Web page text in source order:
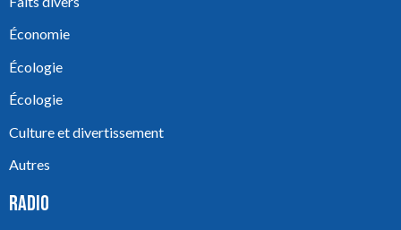
Économie
Écologie
Écologie
Culture et divertissement
Autres
RADIO